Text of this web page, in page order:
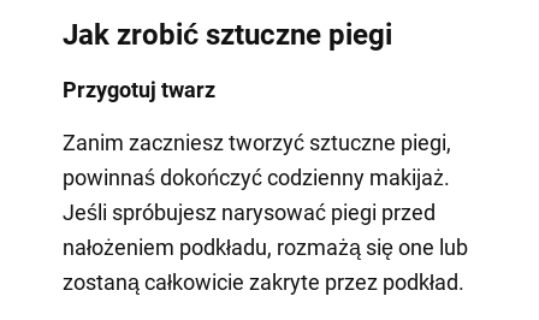
Jak zrobić sztuczne piegi
Przygotuj twarz
Zanim zaczniesz tworzyć sztuczne piegi,
powinnaś dokończyć codzienny makijaż.
Jeśli spróbujesz narysować piegi przed
nałożeniem podkładu, rozmażą się one lub
zostaną całkowicie zakryte przez podkład.